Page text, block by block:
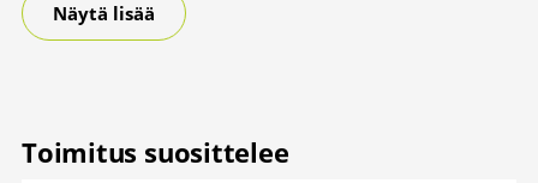
Näytä lisää
Toimitus suosittelee